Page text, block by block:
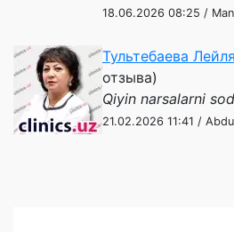
18.06.2026 08:25 /
Тультебаева
отзыва)
Qiyin narsalarni
21.02.2026 11:41 /